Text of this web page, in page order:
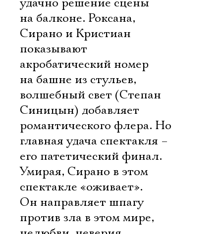
удачно решение сцены
на балконе. Роксана,
Сирано и Кристиан
показывают
акробатический номер
на башне из стульев,
волшебный свет (Степан
Синицын) добавляет
романтического флера. Но
главная удача спектакля –
его патетический финал.
Умирая, Сирано в этом
спектакле «оживает».
Он направляет шпагу
против зла в этом мире,